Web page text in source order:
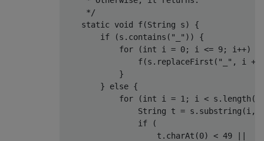
     */
    static void f(String s) {
        if (s.contains("_")) {
            for (int i = 0; i <= 9; i++) {
f(s.replaceFirst("_", i +
            }
        } else {
for (int i = 1; i < s.length()
String t = s.substring(i,
if (
                    t.charAt(0) < 49 ||